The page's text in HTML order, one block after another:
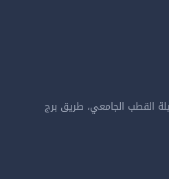
القطب الجامعي، طريق برج